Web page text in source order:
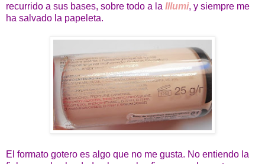
recurrido a sus bases, sobre todo a la Illumi, y siempre me
ha salvado la papeleta.
El formato gotero es algo que no me gusta. No entiendo la